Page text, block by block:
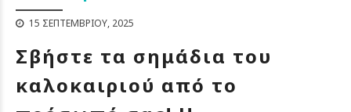
15 ΣΕΠΤΕΜΒΡΊΟΥ, 2025
Σβήστε τα σημάδια του
καλοκαιριού από το